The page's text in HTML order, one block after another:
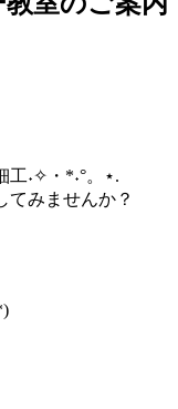
工˖✧・*˖°。⋆.
てみませんか？